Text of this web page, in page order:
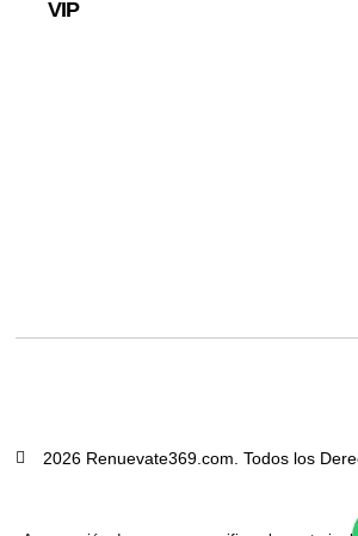
VIP
2026 Renuevate369.com. Todos los